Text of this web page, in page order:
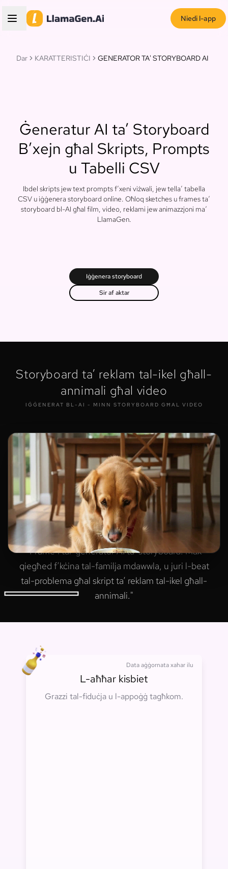
Niedi l-app
Dar KARATTERISTIĊI GENERATOR TA' STORYBOARD AI
Ġeneratur AI ta’ Storyboard
B’xejn għal Skripts, Prompts
u Tabelli CSV
Ibdel skripts jew text prompts f’xeni viżwali, jew tella’ tabella
CSV u iġġenera storyboard online. Oħloq sketches u frames ta’
storyboard bl-AI għal film, video, reklami jew animazzjoni ma’
LlamaGen.
Iġġenera storyboard
Sir af aktar
Storyboard ta’ reklam tal-ikel għall-
annimali għal video
IĠĠENERAT BL-AI - MINN STORYBOARD GĦAL VIDEO
"Frame 1 tal-ġeneratur AI ta’ storyboard: Max
qiegħed f’kċina tal-familja mdawwla, u juri l-beat
tal-problema għal skript ta’ reklam tal-ikel għall-
annimali."
Data aġġornata xahar ilu
L-aħħar kisbiet
Grazzi tal-fiduċja u l-appoġġ tagħkom.